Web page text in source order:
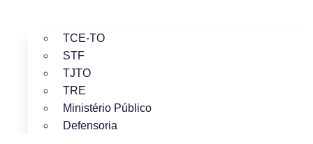
TCE-TO
STF
TJTO
TRE
Ministério Público
Defensoria